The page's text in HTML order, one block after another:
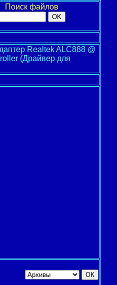
Поиск файлов
Realtek ALC888 @
(Драйвер для